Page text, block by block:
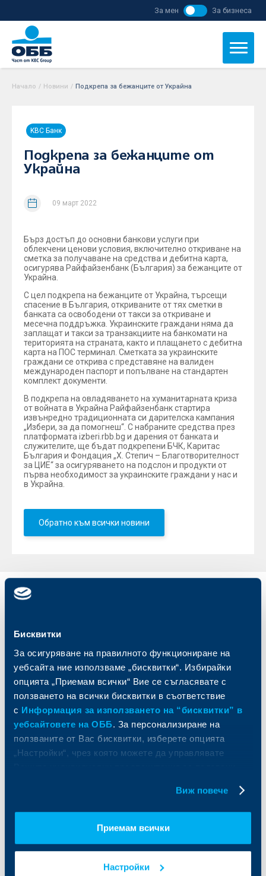
Бисквитки
За осигуряване на правилното функциониране на
уебсайта ние използваме „бисквитки“. Избирайки
опцията „Приемам всички“ Вие се съгласявате с
ползването на всички бисквитки в съответствие
с Информация за използването на “бисквитки” в
уебсайтовете на ОББ. За персонализиране на
ползваните от Вас бисквитки, изберете опцията
„Настройки“, чрез която можете да управлявате
Виж повече
Приемам всички
Настройки
За мен За бизнеса
Начало / Новини / Подкрепа за бежанците от Украйна
KBC Банк
Подкрепа за бежанците от
Украйна
09 март 2022
Бърз достъп до основни банкови услуги при
облекчени ценови условия, включително откриване на
сметка за получаване на средства и дебитна карта,
осигурява Райфайзенбанк (България) за бежанците от
Украйна.
С цел подкрепа на бежанците от Украйна, търсещи
спасение в България, откриваните от тях сметки в
банката са освободени от такси за откриване и
месечна поддръжка. Украинските граждани няма да
заплащат и такси за транзакциите на банкомати на
територията на страната, както и плащането с дебитна
карта на ПОС терминал. Сметката за украинските
граждани се открива с представяне на валиден
международен паспорт и попълване на стандартен
комплект документи.
В подкрепа на овладяването на хуманитарната криза
от войната в Украйна Райфайзенбанк стартира
извънредно традиционната си дарителска кампания
„Избери, за да помогнеш“. С набраните средства през
платформата izberi.rbb.bg и дарения от банката и
служителите, ще бъдат подкрепени БЧК, Каритас
България и Фондация „Х. Степич – Благотворителност
за ЦИЕ“ за осигуряването на подслон и продукти от
първа необходимост за украинските граждани у нас и
в Украйна.
Обратно към всички новини
Индивидуални
Карти
Сметки и плащания
Кредити
Спестявания и инвестиции
Застраховки
Актуализация на клиентски данни
Управление на парични средства
Търговско финансиране
ПОС терминали
Кредити за собственици на фирми
Финансови институции и суверени
За KBC Груп
Европейско финансиране
ОББ Интерлийз
ОББ Пенсионно осигуряване
ОББ Застрахователен брокер